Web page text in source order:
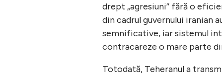
drept „agresiuni” fără o
din cadrul guvernului iranian
semnificative, iar sistemul
contracareze o mare parte
Totodată, Teheranul a